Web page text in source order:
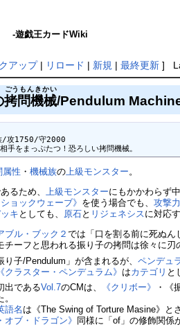
-遊戯王カードWiki
アップ| リロード | 新規 | 最終更新]
拷問機械
ごうもんきかい
/Pendulum
/攻1750/守2000
手をまっぷたつ！恐ろしい拷問機械。
属性 ・機械族の上級モンスター。
るため、上級モンスターにもかかわらず
ョックウェーブ》 を使う場合でも、攻撃
キ としても、 原石と リジェネシスに対応
ブル・ブック２では「口を割る前に死ぬん
チーフと思われる振り子の拷問は徐々に
り子/Pendulum」が含まれるが、ペンデュ
《クラスター・ペンデュラム》 はカテゴリ と
出であるVol.7のCMは、 《クリボー》 ・《
語名 は《The Swing of Torture Masine》と
オブ・ドラゴン》 同様に「of」の修飾関係